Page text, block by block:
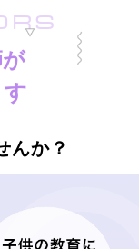
んか？